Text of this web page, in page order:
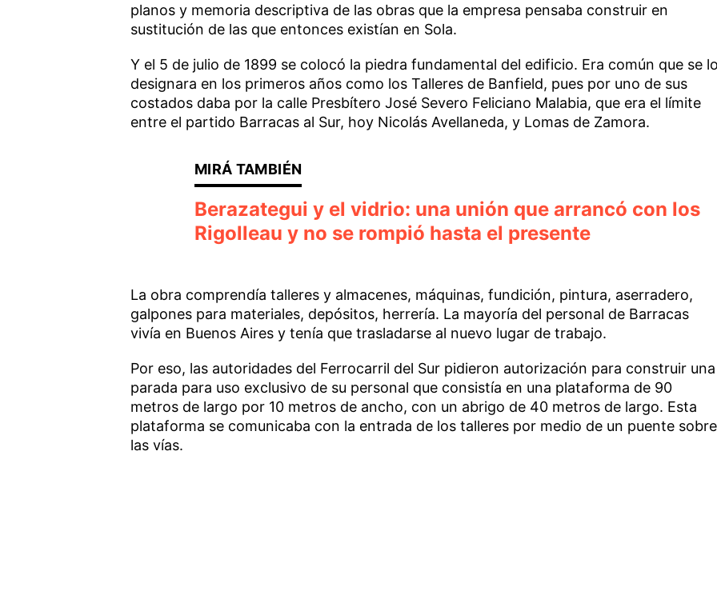
planos y memoria descriptiva de las obras que la empresa pensaba construir en
sustitución de las que entonces existían en Sola.
Y el 5 de julio de 1899 se colocó la piedra fundamental del edificio. Era común que se
designara en los primeros años como los Talleres de Banfield, pues por uno de sus
costados daba por la calle Presbítero José Severo Feliciano Malabia, que era el límite
entre el partido Barracas al Sur, hoy Nicolás Avellaneda, y Lomas de Zamora.
Berazategui y el vidrio: una unión que arrancó con los
Rigolleau y no se rompió hasta el presente
La obra comprendía talleres y almacenes, máquinas, fundición, pintura, aserradero,
galpones para materiales, depósitos, herrería. La mayoría del personal de Barracas
vivía en Buenos Aires y tenía que trasladarse al nuevo lugar de trabajo.
Por eso, las autoridades del Ferrocarril del Sur pidieron autorización para construir una
parada para uso exclusivo de su personal que consistía en una plataforma de 90
metros de largo por 10 metros de ancho, con un abrigo de 40 metros de largo. Esta
plataforma se comunicaba con la entrada de los talleres por medio de un puente sobre
las vías.